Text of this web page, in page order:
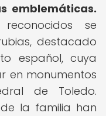
emblemáticas.
se
destacado
español, cuya
en monumentos
de Toledo.
la familia han